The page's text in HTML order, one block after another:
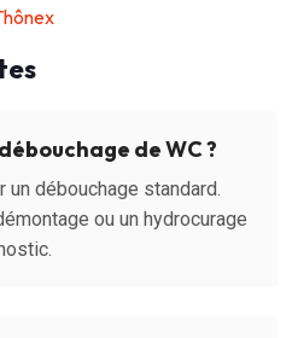
de WC ?
un débouchage standard.
ou un hydrocurage